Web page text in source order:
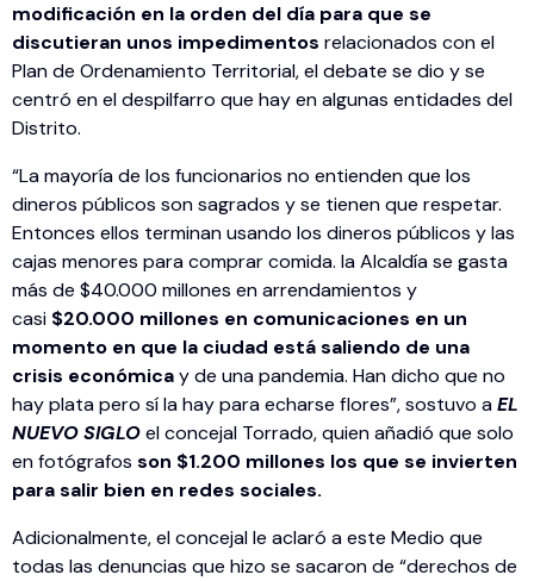
modificación en la orden del día para que se
discutieran unos impedimentos relacionados con el
Plan de Ordenamiento Territorial, el debate se dio y se
centró en el despilfarro que hay en algunas entidades del
Distrito.
“La mayoría de los funcionarios no entienden que los
dineros públicos son sagrados y se tienen que respetar.
Entonces ellos terminan usando los dineros públicos y las
cajas menores para comprar comida. la Alcaldía se gasta
más de $40.000 millones en arrendamientos y
casi $20.000 millones en comunicaciones en un
momento en que la ciudad está saliendo de una
crisis económicay de una pandemia. Han dicho que no
hay plata pero sí la hay para echarse flores”, sostuvo aEL
NUEVO SIGLOel concejal Torrado, quien añadió que solo
en fotógrafos son $1.200 millones los que se invierten
para salir bien en redes sociales.
Adicionalmente, el concejal le aclaró a este Medio que
todas las denuncias que hizo se sacaron de “derechos de